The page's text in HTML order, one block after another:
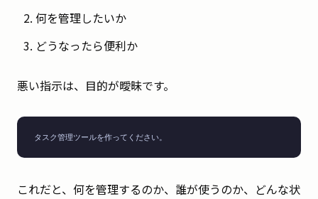
何を管理したいか
どうなったら便利か
悪い指示は、目的が曖昧です。
タスク管理ツールを作ってください。
これだと、何を管理するのか、誰が使うのか、どんな状